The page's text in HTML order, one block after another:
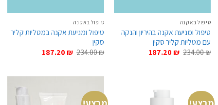
טיפול באקנה
טיפול ומניעת אקנה בהיריון והנקה
עם מטליות קליר סקין
234.00₪ המחיר187.20 ₪
טיפול באקנה
טיפול ומניעת אקנה במטליות קליר
סקין
234.00₪ המחיר187.20 ₪